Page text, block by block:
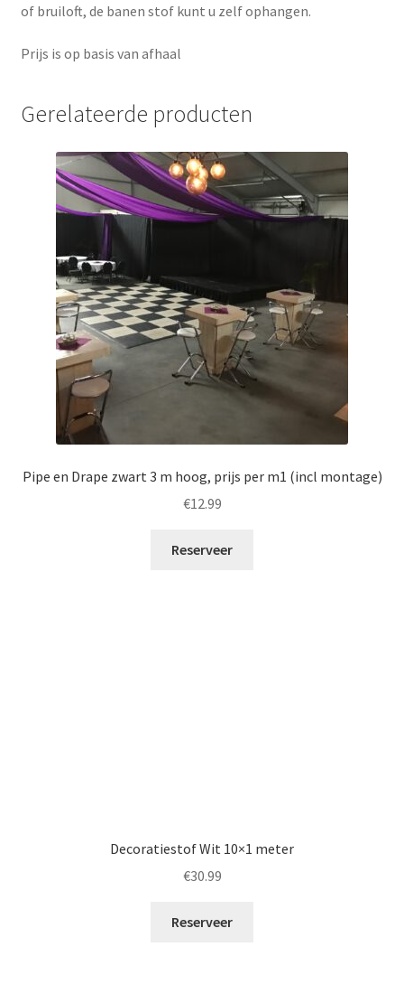
of bruiloft, de banen stof kunt u zelf ophangen.
Prijs is op basis van afhaal
Gerelateerde producten
Pipe en Drape zwart 3 m hoog, prijs per m1 (incl montage)
€12.99
Reserveer
Decoratiestof Wit 10×1 meter
€30.99
Reserveer